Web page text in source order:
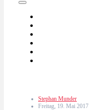
Stephan Munder
Freitag, 19. Mai 2017